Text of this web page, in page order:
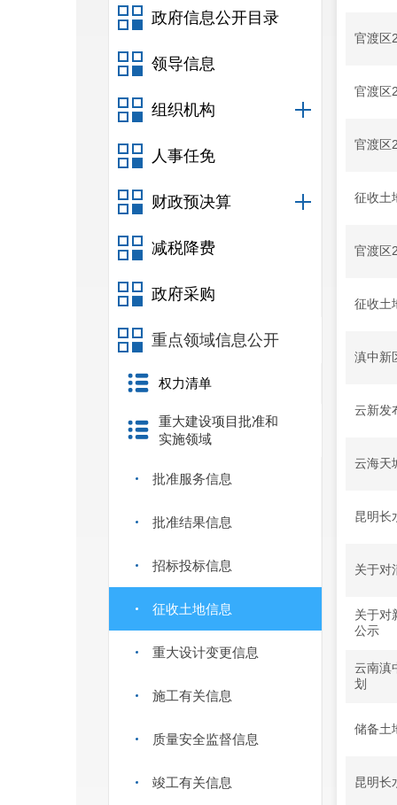
政府信息公开目录
领导信息
组织机构
人事任免
财政预决算
减税降费
政府采购
重点领域信息公开
权力清单
重大建设项目批准和
实施领域
批准服务信息
批准结果信息
招标投标信息
征收土地信息
重大设计变更信息
施工有关信息
质量安全监督信息
竣工有关信息
官渡区
官渡区
官渡区
征收土
官渡区
征收土
滇中新
云新发
云海天
昆明长
关于对
关于对
公示
云南滇
划
储备土
昆明长